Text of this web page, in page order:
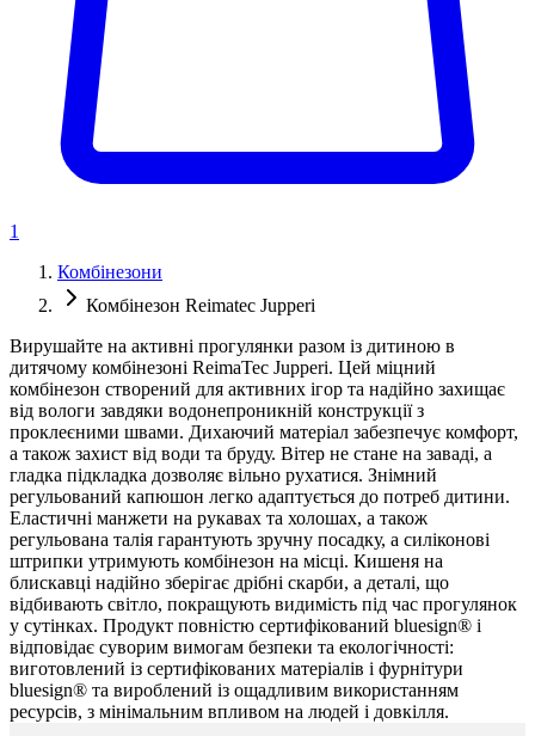
1
Комбінезони
Комбінезон Reimatec Jupperi
Вирушайте на активні прогулянки разом із дитиною в
дитячому комбінезоні ReimaTec Jupperi. Цей міцний
комбінезон створений для активних ігор та надійно захищає
від вологи завдяки водонепроникній конструкції з
проклеєними швами. Дихаючий матеріал забезпечує комфорт,
а також захист від води та бруду. Вітер не стане на заваді, а
гладка підкладка дозволяє вільно рухатися. Знімний
регульований капюшон легко адаптується до потреб дитини.
Еластичні манжети на рукавах та холошах, а також
регульована талія гарантують зручну посадку, а силіконові
штрипки утримують комбінезон на місці. Кишеня на
блискавці надійно зберігає дрібні скарби, а деталі, що
відбивають світло, покращують видимість під час прогулянок
у сутінках. Продукт повністю сертифікований bluesign® і
відповідає суворим вимогам безпеки та екологічності:
виготовлений із сертифікованих матеріалів і фурнітури
bluesign® та вироблений із ощадливим використанням
ресурсів, з мінімальним впливом на людей і довкілля.